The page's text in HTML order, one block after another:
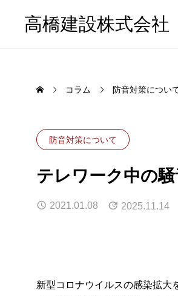
高橋建設株式会社
コラム 防音対策につい
防音対策について
テレワーク中の
2021.01.08 2025.11.14
新型コロナウイルスの感染拡大